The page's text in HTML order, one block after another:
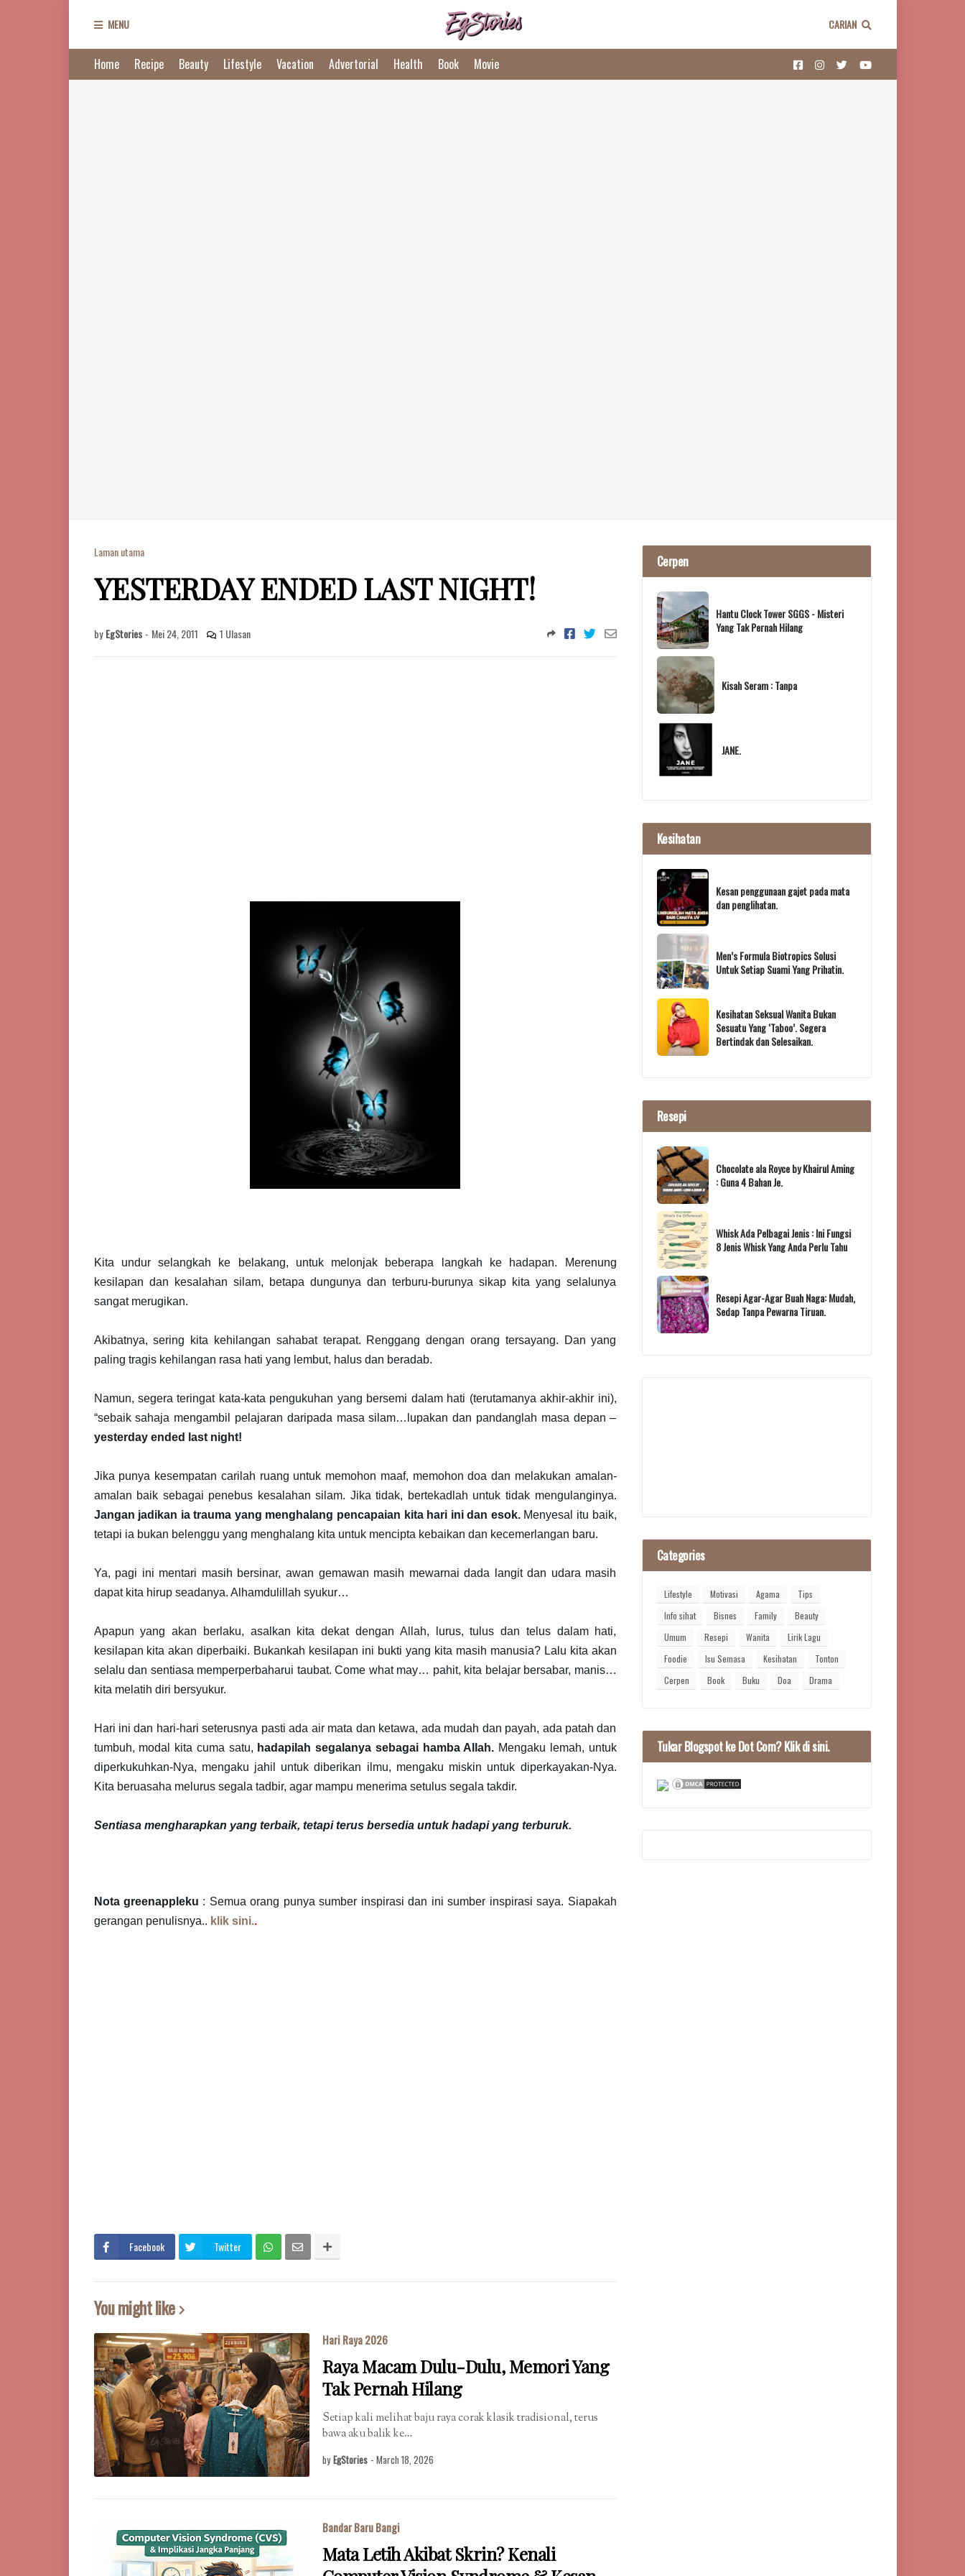
MENU CARIAN
Home Recipe Beauty Lifestyle Vacation Advertorial Health Book Movie
Laman utama
YESTERDAY ENDED LAST NIGHT!
by EgStories - Mei 24, 2011 1 Ulasan
Kita undur selangkah ke belakang, untuk melonjak beberapa langkah ke hadapan. Merenung
kesilapan dan kesalahan silam, betapa dungunya dan terburu-burunya sikap kita yang selalunya
sangat merugikan.
Akibatnya, sering kita kehilangan sahabat terapat. Renggang dengan orang tersayang. Dan yang
paling tragis kehilangan rasa hati yang lembut, halus dan beradab.
Namun, segera teringat kata-kata pengukuhan yang bersemi dalam hati (terutamanya akhir-akhir ini),
“sebaik sahaja mengambil pelajaran daripada masa silam…lupakan dan pandanglah masa depan –
yesterday ended last night!
Jika punya kesempatan carilah ruang untuk memohon maaf, memohon doa dan melakukan amalan-
amalan baik sebagai penebus kesalahan silam. Jika tidak, bertekadlah untuk tidak mengulanginya.
Jangan jadikan ia trauma yang menghalang pencapaian kita hari ini dan esok.Menyesal itu baik,
tetapi ia bukan belenggu yang menghalang kita untuk mencipta kebaikan dan kecemerlangan baru.
Ya, pagi ini mentari masih bersinar, awan gemawan masih mewarnai dada langit dan udara masih
dapat kita hirup seadanya. Alhamdulillah syukur…
Apapun yang akan berlaku, asalkan kita dekat dengan Allah, lurus, tulus dan telus dalam hati,
kesilapan kita akan diperbaiki. Bukankah kesilapan ini bukti yang kita masih manusia? Lalu kita akan
selalu dan sentiasa memperperbaharui taubat. Come what may… pahit, kita belajar bersabar, manis…
kita melatih diri bersyukur.
Hari ini dan hari-hari seterusnya pasti ada air mata dan ketawa, ada mudah dan payah, ada patah dan
tumbuh, modal kita cuma satu, hadapilah segalanya sebagai hamba Allah. Mengaku lemah, untuk
diperkukuhkan-Nya, mengaku jahil untuk diberikan ilmu, mengaku miskin untuk diperkayakan-Nya.
Kita beruasaha melurus segala tadbir, agar mampu menerima setulus segala takdir.
Sentiasa mengharapkan yang terbaik, tetapi terus bersedia untuk hadapi yang terburuk.
Nota greenappleku : Semua orang punya sumber inspirasi dan ini sumber inspirasi saya. Siapakah
gerangan penulisnya.. klik sini..
Facebook Twitter
You might like
Hari Raya 2026
Raya Macam Dulu-Dulu, Memori Yang
Tak Pernah Hilang
Setiap kali melihat baju raya corak klasik tradisional, terus
bawa aku balik ke…
by EgStories - March 18, 2026
Bandar Baru Bangi
Mata Letih Akibat Skrin? Kenali
Cerpen
Hantu Clock Tower SGGS - Misteri
Yang Tak Pernah Hilang
Kisah Seram : Tanpa
JANE.
Kesihatan
Kesan penggunaan gajet pada mata
dan penglihatan.
Men’s Formula Biotropics Solusi
Untuk Setiap Suami Yang Prihatin.
Kesihatan Seksual Wanita Bukan
Sesuatu Yang ‘Taboo’. Segera
Bertindak dan Selesaikan.
Resepi
Chocolate ala Royce by Khairul Aming
: Guna 4 Bahan Je.
Whisk Ada Pelbagai Jenis : Ini Fungsi
8 Jenis Whisk Yang Anda Perlu Tahu
Resepi Agar-Agar Buah Naga: Mudah,
Sedap Tanpa Pewarna Tiruan.
Categories
Lifestyle Motivasi Agama
Tips
Info sihat
Bisnes Family
Beauty
Umum
Resepi Wanita
Lirik Lagu
Foodie
Isu Semasa Kesihatan
Tonton
Cerpen
Book Buku Doa Drama
Tukar Blogspot ke Dot Com? Klik di sini.